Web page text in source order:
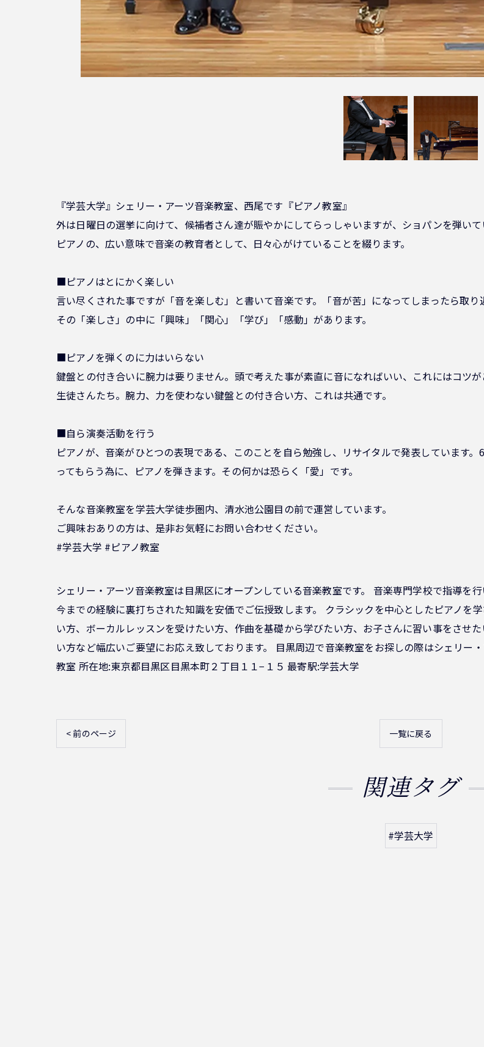
『学芸大学』シェリー・アーツ音楽教室、西尾です『ピアノ教室』
外は日曜日の選挙に向けて、候補者さん達が賑やかにしてらっしゃいますが、ショパンを弾いて
ピアノの、広い意味で音楽の教育者として、日々心がけていることを綴ります。
■ピアノはとにかく楽しい
言い尽くされた事ですが「音を楽しむ」と書いて音楽です。「音が苦」になってしまったら取り
その「楽しさ」の中に「興味」「関心」「学び」「感動」があります。
■ピアノを弾くのに力はいらない
鍵盤との付き合いに腕力は要りません。頭で考えた事が素直に音になればいい、これにはコツ
生徒さんたち。腕力、力を使わない鍵盤との付き合い方、これは共通です。
■自ら演奏活動を行う
ピアノが、音楽がひとつの表現である、このことを自ら勉強し、リサイタルで発表しています
ってもらう為に、ピアノを弾きます。その何かは恐らく「愛」です。
そんな音楽教室を学芸大学徒歩圏内、清水池公園目の前で運営しています。
ご興味おありの方は、是非お気軽にお問い合わせください。
#学芸大学 #ピアノ教室
シェリー・アーツ音楽教室は目黒区にオープンしている音楽教室です。 音楽専門学校で指導を
今までの経験に裏打ちされた知識を安価でご伝授致します。 クラシックを中心としたピアノを
い方、ボーカルレッスンを受けたい方、作曲を基礎から学びたい方、お子さんに習い事をさせ
い方など幅広いご要望にお応え致しております。 目黒周辺で音楽教室をお探しの際はシェリー
教室 所在地:東京都目黒区目黒本町２丁目１１−１５ 最寄駅:学芸大学
< 前のページ 一覧に戻る
関連タグ
#学芸大学